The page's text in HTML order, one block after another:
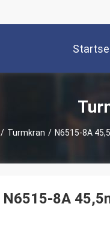
/ Turmkran / N6515-8A
N6515-8A